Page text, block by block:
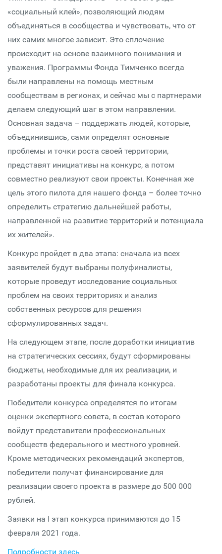
«социальный клей», позволяющий людям
объединяться в сообщества и чувствовать, что от
них самих многое зависит. Это сплочение
происходит на основе взаимного понимания и
уважения. Программы Фонда Тимченко всегда
были направлены на помощь местным
сообществам в регионах, и сейчас мы с партнерами
делаем следующий шаг в этом направлении.
Основная задача – поддержать людей, которые,
объединившись, сами определят основные
проблемы и точки роста своей территории,
представят инициативы на конкурс, а потом
совместно реализуют свои проекты. Конечная же
цель этого пилота для нашего фонда – более точно
определить стратегию дальнейшей работы,
направленной на развитие территорий и потенциала
их жителей».
Конкурс пройдет в два этапа: сначала из всех
заявителей будут выбраны полуфиналисты,
которые проведут исследование социальных
проблем на своих территориях и анализ
собственных ресурсов для решения
сформулированных задач.
На следующем этапе, после доработки инициатив
на стратегических сессиях, будут сформированы
бюджеты, необходимые для их реализации, и
разработаны проекты для финала конкурса.
Победители конкурса определятся по итогам
оценки экспертного совета, в состав которого
войдут представители профессиональных
сообществ федерального и местного уровней.
Кроме методических рекомендаций экспертов,
победители получат финансирование для
реализации своего проекта в размере до 500 000
рублей.
Заявки на I этап конкурса принимаются до 15
февраля 2021 года.
Подробности здесь